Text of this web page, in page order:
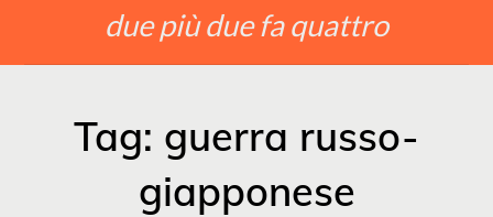
due più due fa quattro
Tag: guerra russo-
giapponese